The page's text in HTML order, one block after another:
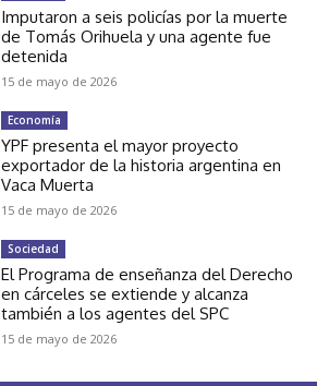
Imputaron a seis policías por la muerte
de Tomás Orihuela y una agente fue
detenida
15 de mayo de 2026
Economía
YPF presenta el mayor proyecto
exportador de la historia argentina en
Vaca Muerta
15 de mayo de 2026
Sociedad
El Programa de enseñanza del Derecho
en cárceles se extiende y alcanza
también a los agentes del SPC
15 de mayo de 2026